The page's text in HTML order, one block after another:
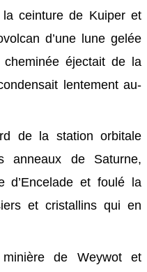
ceinture de Kuiper et
d’une lune gelée
éjectait de la
lentement au-
de la station orbitale
anneaux de Saturne,
d’Encelade et foulé la
et cristallins qui en
minière de Weywot et